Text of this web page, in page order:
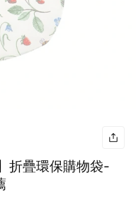
折疊環保購物袋-